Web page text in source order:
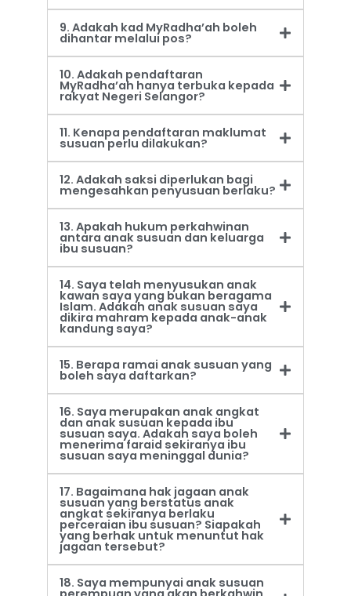
9. Adakah kad MyRadha’ah boleh
dihantar melalui pos?
10. Adakah pendaftaran
MyRadha’ah hanya terbuka kepada
rakyat Negeri Selangor?
11. Kenapa pendaftaran maklumat
susuan perlu dilakukan?
12. Adakah saksi diperlukan bagi
mengesahkan penyusuan berlaku?
13. Apakah hukum perkahwinan
antara anak susuan dan keluarga
ibu susuan?
14. Saya telah menyusukan anak
kawan saya yang bukan beragama
Islam. Adakah anak susuan saya
dikira mahram kepada anak-anak
kandung saya?
15. Berapa ramai anak susuan yang
boleh saya daftarkan?
16. Saya merupakan anak angkat
dan anak susuan kepada ibu
susuan saya. Adakah saya boleh
menerima faraid sekiranya ibu
susuan saya meninggal dunia?
17. Bagaimana hak jagaan anak
susuan yang berstatus anak
angkat sekiranya berlaku
perceraian ibu susuan? Siapakah
yang berhak untuk menuntut hak
jagaan tersebut?
18. Saya mempunyai anak susuan